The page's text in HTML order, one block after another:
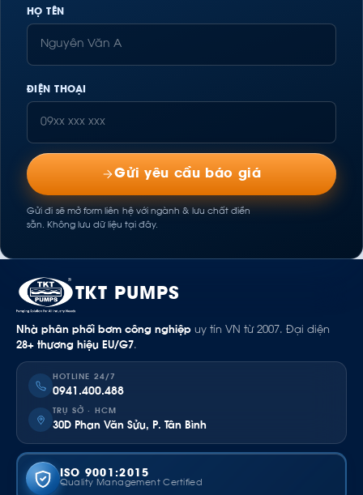
HỌ TÊN
ĐIỆN THOẠI
Gửi yêu cầu báo giá
Gửi đi sẽ mở form liên hệ với ngành & lưu chất điền
sẵn. Không lưu dữ liệu tại đây.
TKT PUMPS
Nhà phân phối bơm công nghiệp uy tín VN từ 2007. Đại diện
28+ thương hiệu EU/G7.
HOTLINE 24/7
0941.400.488
TRỤ SỞ · HCM
30D Phan Văn Sửu, P. Tân Bình
ISO 9001:2015
Quality Management Certified